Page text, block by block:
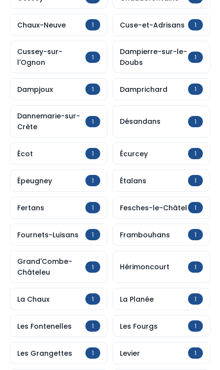
Chaux-Neuve 1 Cuse-et-Adrisans 1
Cussey-sur-
l'Ognon
1
Dampierre-sur-le-
Doubs
1
Dampjoux 1 Damprichard 1
Dannemarie-sur-
Crète
1 Désandans 1
Écot 1 Écurcey 1
Épeugney 1 Étalans 1
Fertans 1 Fesches-le-Châtel 1
Fournets-Luisans 1 Frambouhans 1
Grand'Combe-
Châteleu
1 Hérimoncourt 1
La Chaux 1 La Planée 1
Les Fontenelles 1 Les Fourgs 1
Les Grangettes 1 Levier 1